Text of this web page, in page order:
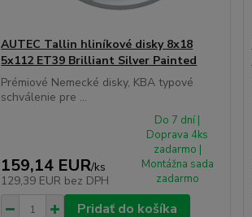
AUTEC Tallin hliníkové disky 8x18
5x112 ET39 Brilliant Silver Painted
Prémiové Nemecké disky, KBA typové
schválenie pre ...
159,14 EUR/ks
129,39 EUR bez DPH
Do 7 dní |
Doprava 4ks
zadarmo |
Montážna sada
zadarmo
Pridať do košíka